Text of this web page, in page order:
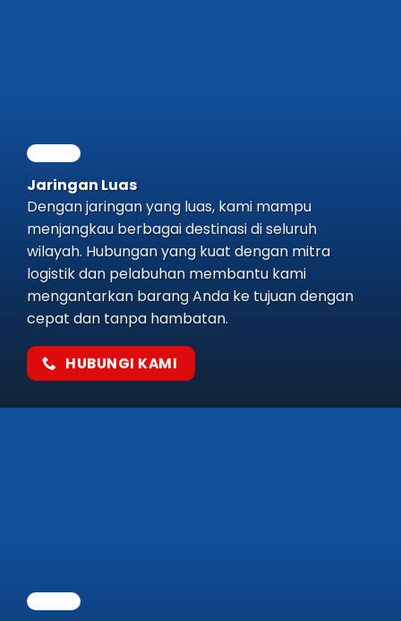
Jaringan Luas
Dengan jaringan yang luas, kami mampu
menjangkau berbagai destinasi di seluruh
wilayah. Hubungan yang kuat dengan mitra
logistik dan pelabuhan membantu kami
mengantarkan barang Anda ke tujuan dengan
cepat dan tanpa hambatan.
HUBUNGI KAMI